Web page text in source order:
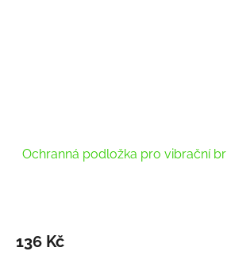
Ochranná podložka pro vibrační
136 Kč